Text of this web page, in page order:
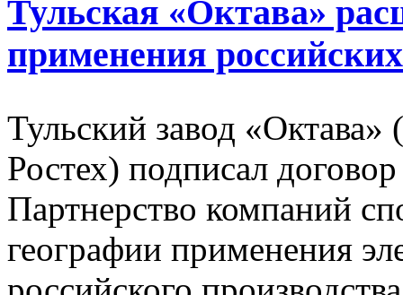
Тульская «Октава»
применения
Тульский завод
Ростех) подписал
Партнерство компаний
географии применения